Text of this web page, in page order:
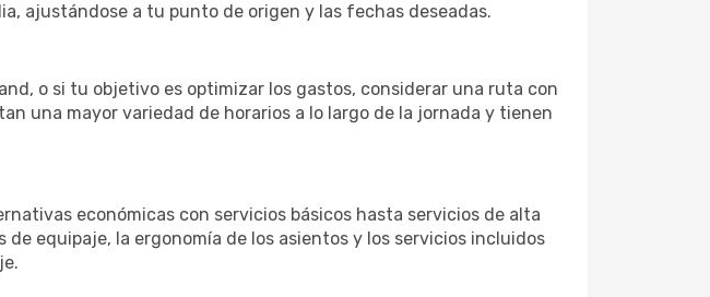
ajustándose a tu punto de origen y las fechas deseadas.
o si tu objetivo es optimizar los gastos, considerar una ruta con
una mayor variedad de horarios a lo largo de la jornada y tienen
económicas con servicios básicos hasta servicios de alta
equipaje, la ergonomía de los asientos y los servicios incluidos